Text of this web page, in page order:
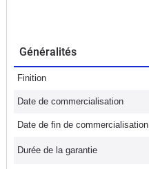
Généralités
Finition
Date de commercialisation
Date de fin de commercialisation
Durée de la garantie